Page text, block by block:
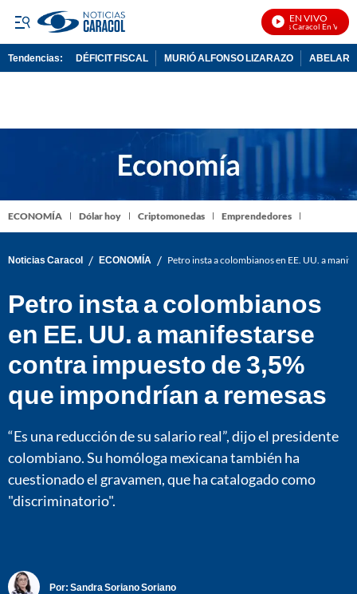
EN VIVO
Noticias Caracol En Vivo
Tendencias: DÉFICIT FISCAL MURIÓ ALFONSO LIZARAZO
ECONOMÍA Dólar hoy Criptomonedas Emprendedores
Noticias Caracol / ECONOMÍA / Petro insta a colombianos en EE. UU. a
Petro insta a colombianos
en EE. UU. a manifestarse
contra impuesto de 3,5%
que impondrían a remesas
“Es una reducción de su salario real”, dijo el presidente
colombiano. Su homóloga mexicana también ha
cuestionado el gravamen, que ha catalogado como
"discriminatorio".
Por: Sandra Soriano Soriano